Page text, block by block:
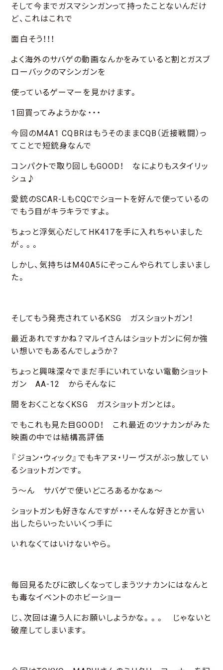
そして今までガスマシンガンって持ったことないんだけ
ど、これはこれで
面白そう！！！
よく海外のサバゲの動画なんかをみていると割とガスブ
ローバックのマシンガンを
使っているゲーマーを見かけます。
1回買ってみようかな・・・
今回のM4A1 CQBRはもうそのままCQB（近接戦闘）っ
てことで短銃身なんで
コンパクトで取り回しもGOOD！ なによりもスタイリッ
シュ♪
愛銃のSCAR-LもCQCでショートを好んで使っているの
でもう目がキラキラですよ。
ちょっと浮気心だしてHK417を手に入れちゃいました
が。。。
しかし、気持ちはM40A5にぞっこんやられてしまいまし
た。
そしてもう発売されているKSG ガスショットガン！
最近あれですかね？マルイさんはショットガンに何か強
い想いでもあるんでしょうか？
ちょっと興味深々でまだ手にいれていない電動ショット
ガン AA-12 からそんなに
間をおくことなくKSG ガスショットガンとは。
でもこれも見た目GOOD！ これ最近のツナカンがみた
映画の中では結構高評価
『ジョン・ウィック』でもキアヌ・リーヴスがぶっ放してい
るショットガンです。
う～ん サバゲで使いどころあるかなぁ～
ショットガンも好きなんですが・・・そんな好きとか言い
出したらいったいいくつ手に
いれなくてはいけないやら。
毎回見るたびに欲しくなってしまうツナカンにはなんと
も毒なイベントのホビーショー
じ、次回は違う人にお願いしようかな。。。 じゃないと
破産してしまいます。